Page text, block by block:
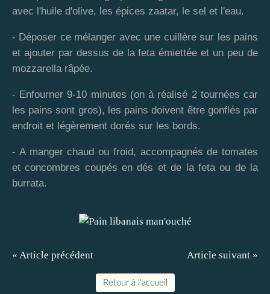
avec l'huile d'olive, les épices zaatar, le sel et l'eau.
- Déposer ce mélanger avec une cuillère sur les pains
et ajouter par dessus de la feta émiettée et un peu de
mozzarella râpée.
- Enfourner 9-10 minutes (on à réalisé 2 tournées car
les pains sont gros), les pains doivent être gonflés par
endroit et légèrement dorés sur les bords.
- A manger chaud ou froid, accompagnés de tomates
et concombres coupés en dés et de la feta ou de la
burrata.
« Article précédent Article suivant »
Retour à l'accueil